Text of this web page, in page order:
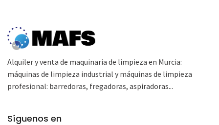
Alquiler y venta de maquinaria de limpieza en Murcia:
máquinas de limpieza industrial y máquinas de limpieza
profesional: barredoras, fregadoras, aspiradoras...
Síguenos en